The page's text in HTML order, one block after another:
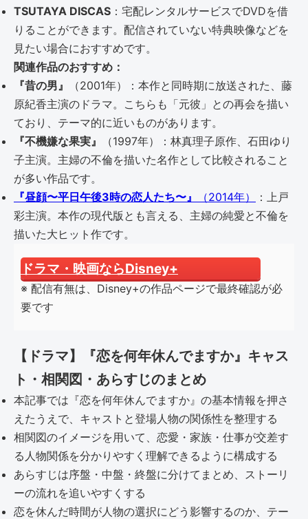
TSUTAYA DISCAS ：宅配レンタルサービスでDVDを借
りることができます。配信されていない特典映像などを
見たい場合におすすめです。
関連作品のおすすめ：
『昔の男』
（2001年）：本作と同時期に放送された、藤
原紀香主演のドラマ。こちらも「元彼」との再会を描い
ており、テーマ的に近いものがあります。
『不機嫌な果実』
（1997年）：林真理子原作、石田ゆり
子主演。主婦の不倫を描いた名作として比較されること
が多い作品です。
『昼顔〜平日午後3時の恋人たち〜』
（2014年）
：上戸
彩主演。本作の現代版とも言える、主婦の純愛と不倫を
描いた大ヒット作です。
ドラマ・映画ならDisney+
※ 配信有無は、Disney+の作品ページで最終確認が必
要です
【ドラマ】『恋を何年休んでますか』キャス
ト・相関図・あらすじのまとめ
本記事では『恋を何年休んでますか』の基本情報を押さ
えたうえで、キャストと登場人物の関係性を整理する
相関図のイメージを用いて、恋愛・家族・仕事が交差す
る人物関係を分かりやすく理解できるように構成する
あらすじは序盤・中盤・終盤に分けてまとめ、ストーリ
ーの流れを追いやすくする
恋を休んだ時間が人物の選択にどう影響するのか、テー